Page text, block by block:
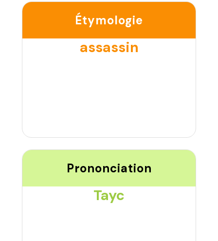
Étymologie
assassin
Prononciation
Tayc